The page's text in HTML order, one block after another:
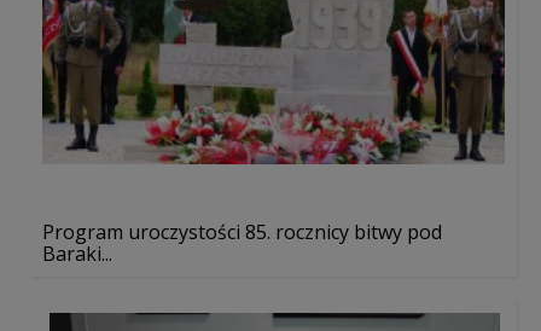
Program uroczystości 85. rocznicy bitwy pod
Baraki...